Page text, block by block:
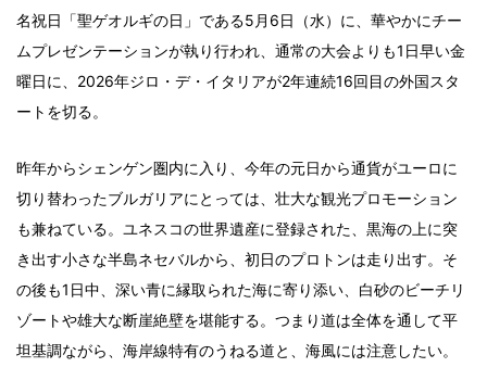
名祝日「聖ゲオルギの日」である5月6日（水）に、華やかにチー
ムプレゼンテーションが執り行われ、通常の大会よりも1日早い金
曜日に、2026年ジロ・デ・イタリアが2年連続16回目の外国スタ
ートを切る。
昨年からシェンゲン圏内に入り、今年の元日から通貨がユーロに
切り替わったブルガリアにとっては、壮大な観光プロモーション
も兼ねている。ユネスコの世界遺産に登録された、黒海の上に突
き出す小さな半島ネセバルから、初日のプロトンは走り出す。そ
の後も1日中、深い青に縁取られた海に寄り添い、白砂のビーチリ
ゾートや雄大な断崖絶壁を堪能する。つまり道は全体を通して平
坦基調ながら、海岸線特有のうねる道と、海風には注意したい。